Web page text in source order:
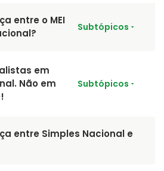
entre o MEI
Subtópicos
em
Não em
Subtópicos
entre Simples Nacional e